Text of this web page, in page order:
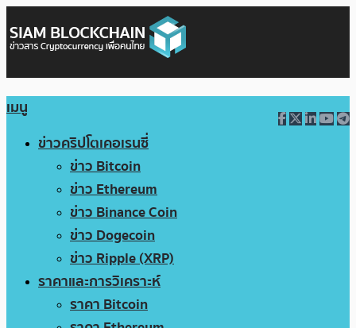
เมนู
ข่าวคริปโตเคอเรนซี่
ข่าว Bitcoin
ข่าว Ethereum
ข่าว Binance Coin
ข่าว Dogecoin
ข่าว Ripple (XRP)
ราคาและการวิเคราะห์
ราคา Bitcoin